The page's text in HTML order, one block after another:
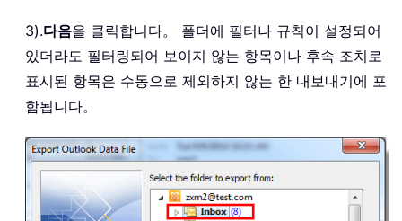
3).다음을 클릭합니다。 폴더에 필터나 규칙이 설정되어
있더라도 필터링되어 보이지 않는 항목이나 후속 조치로
표시된 항목은 수동으로 제외하지 않는 한 내보내기에 포
함됩니다。